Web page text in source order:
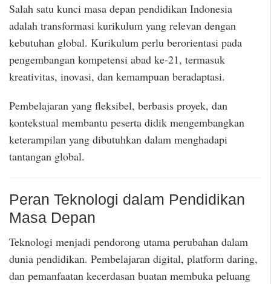
Salah satu kunci masa depan pendidikan Indonesia
adalah transformasi kurikulum yang relevan dengan
kebutuhan global. Kurikulum perlu berorientasi pada
pengembangan kompetensi abad ke-21, termasuk
kreativitas, inovasi, dan kemampuan beradaptasi.
Pembelajaran yang fleksibel, berbasis proyek, dan
kontekstual membantu peserta didik mengembangkan
keterampilan yang dibutuhkan dalam menghadapi
tantangan global.
Peran Teknologi dalam Pendidikan
Masa Depan
Teknologi menjadi pendorong utama perubahan dalam
dunia pendidikan. Pembelajaran digital, platform daring,
dan pemanfaatan kecerdasan buatan membuka peluang